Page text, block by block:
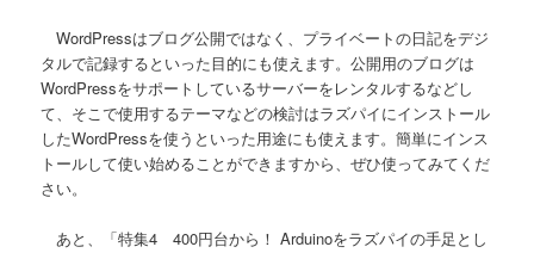
WordPressはブログ公開ではなく、プライベートの日記をデジ
タルで記録するといった目的にも使えます。公開用のブログは
WordPressをサポートしているサーバーをレンタルするなどし
て、そこで使用するテーマなどの検討はラズパイにインストール
したWordPressを使うといった用途にも使えます。簡単にインス
トールして使い始めることができますから、ぜひ使ってみてくだ
さい。
あと、「特集4 400円台から！ Arduinoをラズパイの手足とし